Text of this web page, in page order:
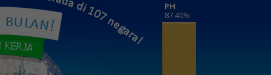
PH
87.40%